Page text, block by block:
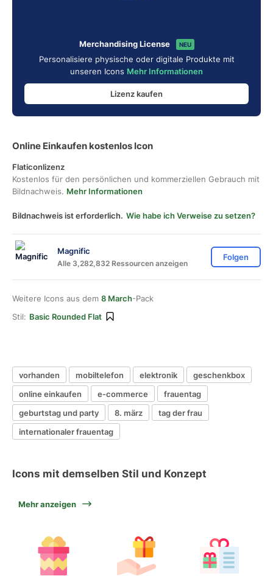
Merchandising License NEU
Personalisiere physische oder digitale Produkte mit
unseren Icons Mehr Informationen
Lizenz kaufen
Online Einkaufen kostenlos Icon
Flaticonlizenz
Kostenlos für den persönlichen und kommerziellen Gebrauch mit
Bildnachweis. Mehr Informationen
Bildnachweis ist erforderlich. Wie habe ich Verweise zu setzen?
Magnific
Alle 3,282,832 Ressourcen anzeigen
Folgen
Weitere Icons aus dem 8 March-Pack
Stil: Basic Rounded Flat
vorhanden mobiltelefon elektronik
geschenkbox
online einkaufen
e-commerce
frauentag
geburtstag und party
8. märz
tag der frau
internationaler frauentag
Icons mit demselben Stil und Konzept
Mehr anzeigen